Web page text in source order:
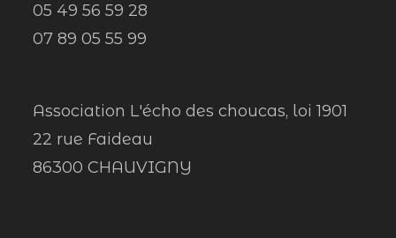
05 49 56 59 28
07 89 05 55 99
Association L'écho des choucas, loi 1901
22 rue Faideau
86300 CHAUVIGNY